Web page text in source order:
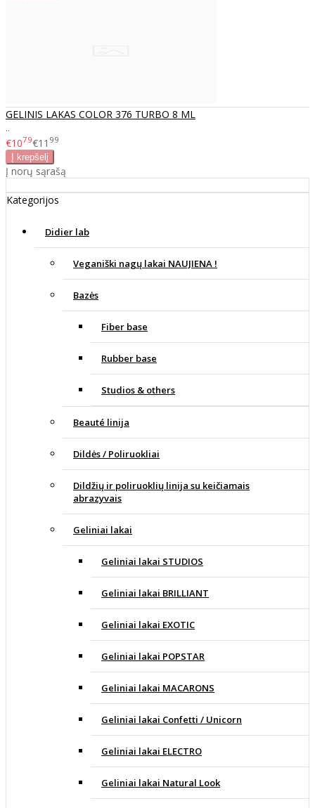
GELINIS LAKAS COLOR 376 TURBO 8 ML
..
€1079€11 99
Į norų sąrašą
Kategorijos
Didier lab
Veganiški nagų lakai NAUJIENA !
Bazės
Fiber base
Rubber base
Studios & others
Beauté linija
Dildės / Poliruokliai
Dildžių ir poliruoklių linija su keičiamais
abrazyvais
Geliniai lakai
Geliniai lakai STUDIOS
Geliniai lakai BRILLIANT
Geliniai lakai EXOTIC
Geliniai lakai POPSTAR
Geliniai lakai MACARONS
Geliniai lakai Confetti / Unicorn
Geliniai lakai ELECTRO
Geliniai lakai Natural Look